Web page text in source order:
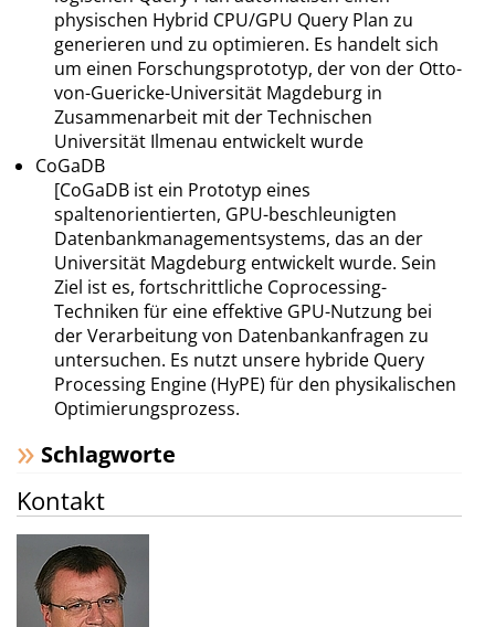
physischen Hybrid CPU/GPU Query Plan zu
generieren und zu optimieren. Es handelt sich
um einen Forschungsprototyp, der von der Otto-
von-Guericke-Universität Magdeburg in
Zusammenarbeit mit der Technischen
Universität Ilmenau entwickelt wurde
CoGaDB
[CoGaDB ist ein Prototyp eines
spaltenorientierten, GPU-beschleunigten
Datenbankmanagementsystems, das an der
Universität Magdeburg entwickelt wurde. Sein
Ziel ist es, fortschrittliche Coprocessing-
Techniken für eine effektive GPU-Nutzung bei
der Verarbeitung von Datenbankanfragen zu
untersuchen. Es nutzt unsere hybride Query
Processing Engine (HyPE) für den physikalischen
Optimierungsprozess.
Schlagworte
Kontakt